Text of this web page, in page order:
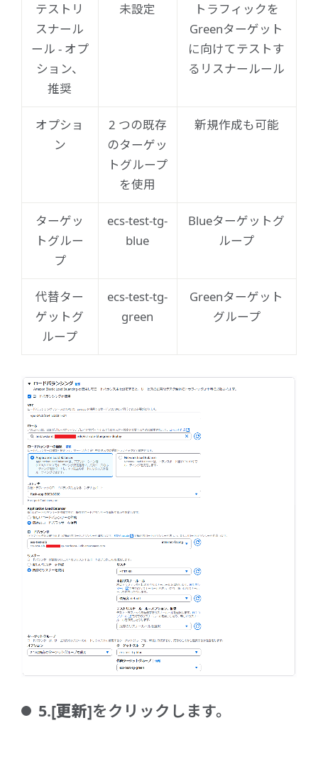
テストリ
スナール
ール - オプ
ション、
推奨
未設定
トラフィックを
Greenターゲット
に向けてテストす
るリスナールール
オプショ
ン
2 つの既存
のターゲッ
トグループ
を使用
新規作成も可能
ターゲッ
トグルー
プ
ecs-test-tg-
blue
Blueターゲットグ
ループ
代替ター
ゲットグ
ループ
ecs-test-tg-
green
Greenターゲット
グループ
5.[更新]をクリックします。